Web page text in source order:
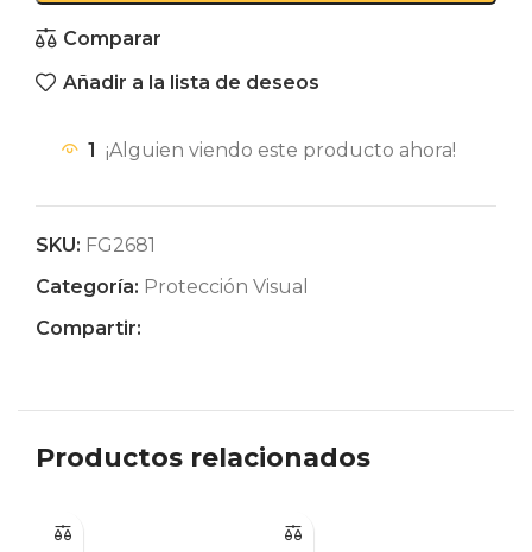
Comparar
Añadir a la lista de deseos
1 ¡Alguien viendo este producto ahora!
SKU: FG2681
Categoría: Protección Visual
Compartir:
Productos relacionados